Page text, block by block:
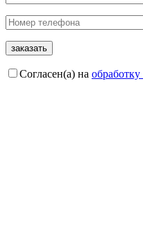
Согласен(а) на